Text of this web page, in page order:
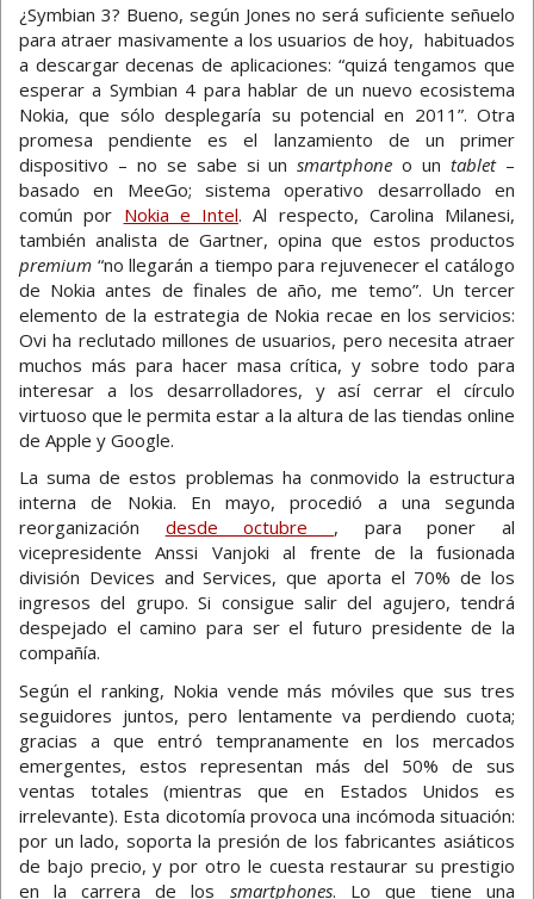
¿Symbian 3? Bueno, según Jones no será suficiente señuelo
para atraer masivamente a los usuarios de hoy, habituados
a descargar decenas de aplicaciones: “quizá tengamos que
esperar a Symbian 4 para hablar de un nuevo ecosistema
Nokia, que sólo desplegaría su potencial en 2011”. Otra
promesa pendiente es el lanzamiento de un primer
dispositivo – no se sabe si unsmartphone o untablet–
basado en MeeGo; sistema operativo desarrollado en
común por Nokia e Intel. Al respecto, Carolina Milanesi,
también analista de Gartner, opina que estos productos
premium “no llegarán a tiempo para rejuvenecer el catálogo
de Nokia antes de finales de año, me temo”. Un tercer
elemento de la estrategia de Nokia recae en los servicios:
Ovi ha reclutado millones de usuarios, pero necesita atraer
muchos más para hacer masa crítica, y sobre todo para
interesar a los desarrolladores, y así cerrar el círculo
virtuoso que le permita estar a la altura de las tiendas online
de Apple y Google.
La suma de estos problemas ha conmovido la estructura
interna de Nokia. En mayo, procedió a una segunda
reorganización desde octubre , para poner al
vicepresidente Anssi Vanjoki al frente de la fusionada
división Devices and Services, que aporta el 70% de los
ingresos del grupo. Si consigue salir del agujero, tendrá
despejado el camino para ser el futuro presidente de la
compañía.
Según el ranking, Nokia vende más móviles que sus tres
seguidores juntos, pero lentamente va perdiendo cuota;
gracias a que entró tempranamente en los mercados
emergentes, estos representan más del 50% de sus
ventas totales (mientras que en Estados Unidos es
irrelevante). Esta dicotomía provoca una incómoda situación:
por un lado, soporta la presión de los fabricantes asiáticos
de bajo precio, y por otro le cuesta restaurar su prestigio
en la carrera de los smartphones. Lo que tiene una